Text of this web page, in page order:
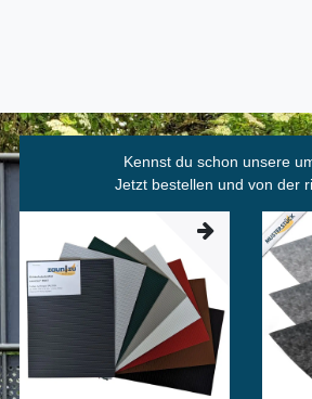
Kennst du schon unsere
Jetzt bestellen und von der